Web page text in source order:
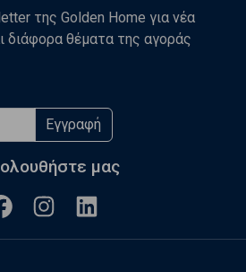
της Golden Home για νέα
διάφορα θέματα της αγοράς
Εγγραφή
μας